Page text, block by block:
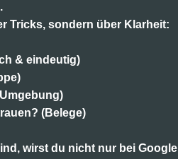
Tricks, sondern über Klarheit:
& eindeutig)
(Belege)
wirst du nicht nur bei Google